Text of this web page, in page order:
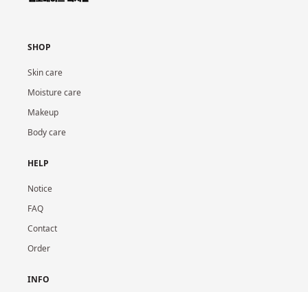
SHOP
Skin care
Moisture care
Makeup
Body care
HELP
Notice
FAQ
Contact
Order
INFO